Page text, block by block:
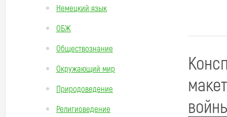
Немецкий язык
ОБЖ
Обществознание
Окружающий мир
Природоведение
Религиоведение